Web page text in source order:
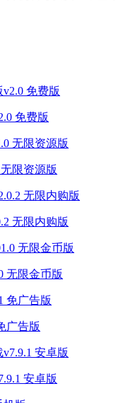
免费版
限资源版
无限内购版
无限金币版
广告版
安卓版